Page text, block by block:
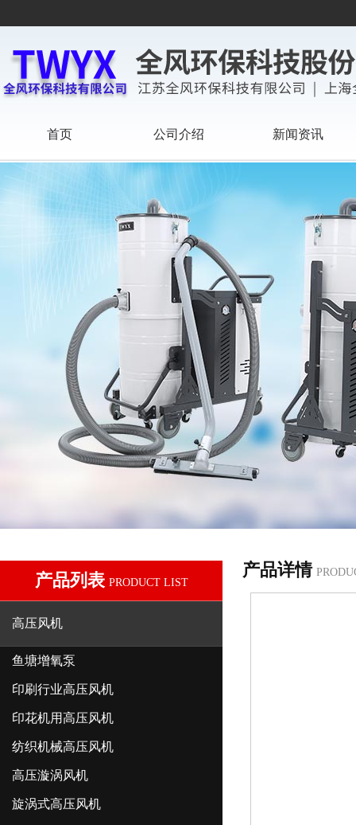
首页 公司介绍 新闻资讯
产品列表 PRODUCT LIST
高压风机
鱼塘增氧泵
印刷行业高压风机
印花机用高压风机
纺织机械高压风机
高压漩涡风机
旋涡式高压风机
产品详情